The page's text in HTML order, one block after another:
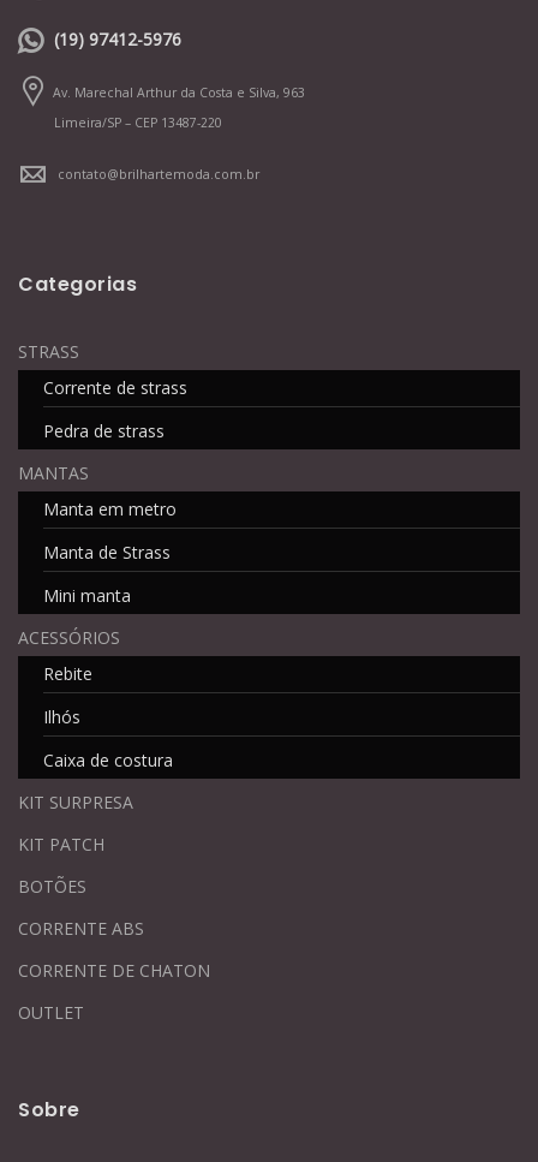
(19) 97412-5976
Av. Marechal Arthur da Costa e Silva, 963
Limeira/SP – CEP 13487-220
contato@brilhartemoda.com.br
Categorias
STRASS
Corrente de strass
Pedra de strass
MANTAS
Manta em metro
Manta de Strass
Mini manta
ACESSÓRIOS
Rebite
Ilhós
Caixa de costura
KIT SURPRESA
KIT PATCH
BOTÕES
CORRENTE ABS
CORRENTE DE CHATON
OUTLET
Sobre